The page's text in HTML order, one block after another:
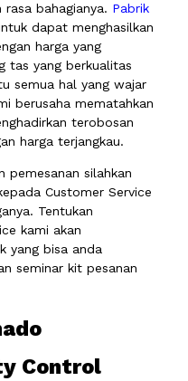
bahagianya. Pabrik
dapat menghasilkan
harga yang
tas yang berkualitas
semua hal yang wajar
berusaha mematahkan
terobosan
harga terjangkau.
pemesanan silahkan
Customer Service
Tentukan
kami akan
yang bisa anda
seminar kit pesanan
Control